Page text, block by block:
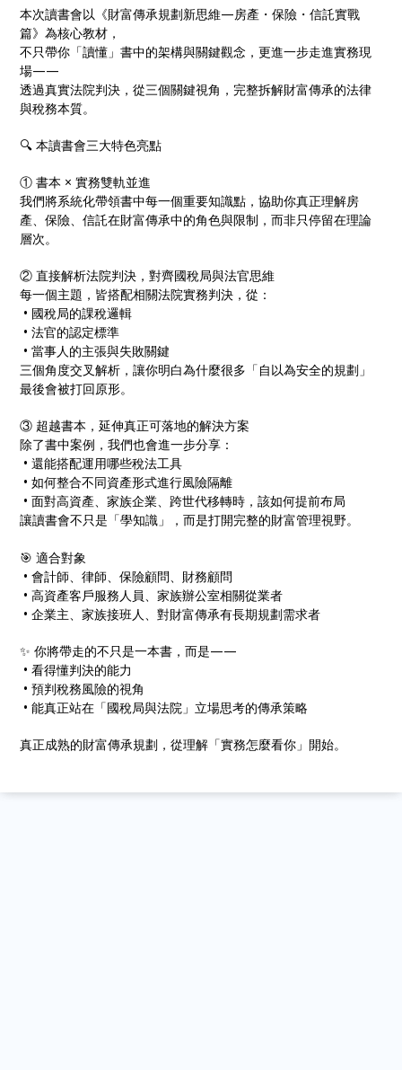
本次讀書會以《財富傳承規劃新思維—房產・保險・信託實戰
篇》為核心教材，
不只帶你「讀懂」書中的架構與關鍵觀念，更進一步走進實務現
場——
透過真實法院判決，從三個關鍵視角，完整拆解財富傳承的法律
與稅務本質。
🔍 本讀書會三大特色亮點
① 書本 × 實務雙軌並進
我們將系統化帶領書中每一個重要知識點，協助你真正理解房
產、保險、信託在財富傳承中的角色與限制，而非只停留在理論
層次。
② 直接解析法院判決，對齊國稅局與法官思維
每一個主題，皆搭配相關法院實務判決，從：
• 國稅局的課稅邏輯
• 法官的認定標準
• 當事人的主張與失敗關鍵
三個角度交叉解析，讓你明白為什麼很多「自以為安全的規劃」
最後會被打回原形。
③ 超越書本，延伸真正可落地的解決方案
除了書中案例，我們也會進一步分享：
• 還能搭配運用哪些稅法工具
• 如何整合不同資產形式進行風險隔離
• 面對高資產、家族企業、跨世代移轉時，該如何提前布局
讓讀書會不只是「學知識」，而是打開完整的財富管理視野。
🎯 適合對象
• 會計師、律師、保險顧問、財務顧問
• 高資產客戶服務人員、家族辦公室相關從業者
• 企業主、家族接班人、對財富傳承有長期規劃需求者
✨ 你將帶走的不只是一本書，而是——
• 看得懂判決的能力
• 預判稅務風險的視角
• 能真正站在「國稅局與法院」立場思考的傳承策略
真正成熟的財富傳承規劃，從理解「實務怎麼看你」開始。